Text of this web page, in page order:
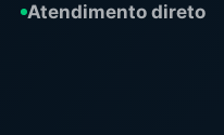
Atendimento direto